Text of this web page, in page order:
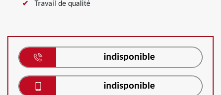
Travail de qualité
indisponible
indisponible